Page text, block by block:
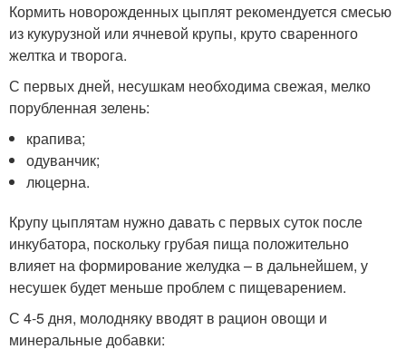
Кормить новорожденных цыплят рекомендуется смесью
из кукурузной или ячневой крупы, круто сваренного
желтка и творога.
С первых дней, несушкам необходима свежая, мелко
порубленная зелень:
крапива;
одуванчик;
люцерна.
Крупу цыплятам нужно давать с первых суток после
инкубатора, поскольку грубая пища положительно
влияет на формирование желудка – в дальнейшем, у
несушек будет меньше проблем с пищеварением.
С 4-5 дня, молодняку вводят в рацион овощи и
минеральные добавки: